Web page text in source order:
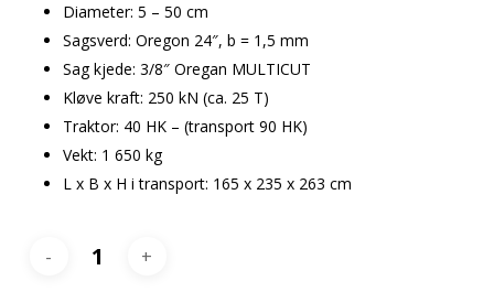
Diameter: 5 – 50 cm
Sagsverd: Oregon 24″, b = 1,5 mm
Sag kjede: 3/8″ Oregan MULTICUT
Kløve kraft: 250 kN (ca. 25 T)
Traktor: 40 HK – (transport 90 HK)
Vekt: 1 650 kg
L x B x H i transport: 165 x 235 x 263 cm